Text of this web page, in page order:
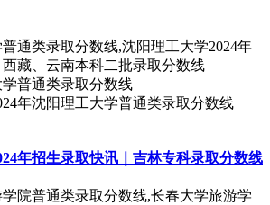
通类录取分数线,沈阳理工大学2024年
藏、云南本科二批录取分数线
年沈阳理工大学普通类录取分数线
年招生录取快讯｜吉林专科录取分数线
院普通类录取分数线,长春大学旅游学